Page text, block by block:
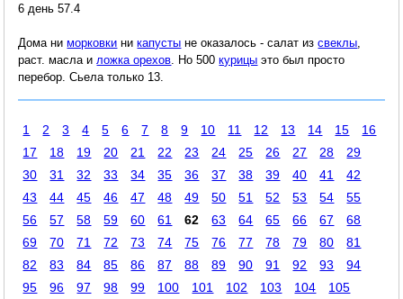
6 день 57.4
Дома ниморковки никапусты не оказалось - салат изсвеклы
раст. масла и ложка орехов . Но 500курицы это был просто
перебор. Сьела только 13.
1 2 3 4 5 6 7 8 9 10 11 12 13 14 15
16
17
18 19 20 21 22 23 24 25 26 27 28
29
30
31 32 33 34 35 36 37 38 39 40 41
42
43
44 45 46 47 48 49 50 51 52 53 54
55
56
57 58 59 60 61 62 63 64 65 66 67
68
69
70 71 72 73 74 75 76 77 78 79 80
81
82
83 84 85 86 87 88 89 90 91 92 93
94
95
96 97 98 99 100 101 102 103 104
105